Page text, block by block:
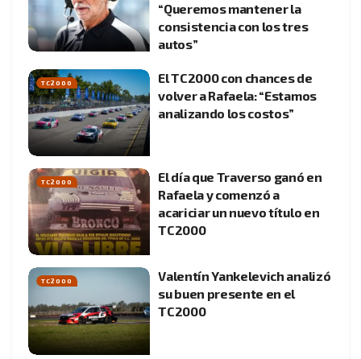
“Queremos mantener la
consistencia con los tres
autos”
TC2000
El TC2000 con chances de
volver a Rafaela: “Estamos
analizando los costos”
TC2000
El día que Traverso ganó en
Rafaela y comenzó a
acariciar un nuevo título en
TC2000
TC2000
Valentín Yankelevich analizó
su buen presente en el
TC2000